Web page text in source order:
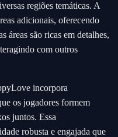
regiões temáticas. A
adicionais, oferecendo
áreas são ricas em detalhes,
com outros
incorpora
os jogadores formem
juntos. Essa
robusta e engajada que